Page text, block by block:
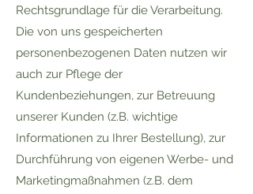
Rechtsgrundlage für die Verarbeitung.
Die von uns gespeicherten
personenbezogenen Daten nutzen wir
auch zur Pflege der
Kundenbeziehungen, zur Betreuung
unserer Kunden (z.B. wichtige
Informationen zu Ihrer Bestellung), zur
Durchführung von eigenen Werbe- und
Marketingmaßnahmen (z.B. dem